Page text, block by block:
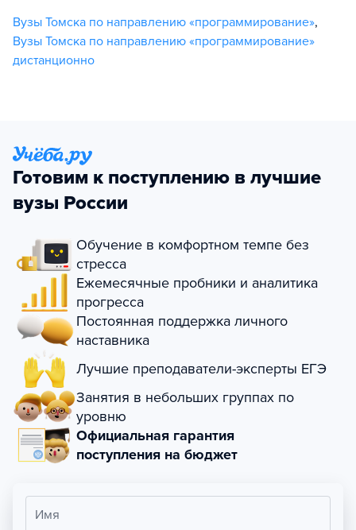
Вузы Томска по направлению «программирование»,
Вузы Томска по направлению «программирование»
дистанционно
Готовим к поступлению в лучшие
вузы России
Обучение в комфортном темпе без
стресса
Ежемесячные пробники и аналитика
прогресса
Постоянная поддержка личного
наставника
Лучшие преподаватели-эксперты ЕГЭ
Занятия в небольших группах по
уровню
Официальная гарантия
поступления на бюджет
Имя